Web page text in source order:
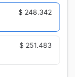
$ 248.342
$ 251.483